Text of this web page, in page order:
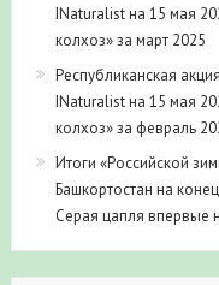
INaturalist на 15 мая
колхоз» за март 2025
Республиканская
INaturalist на 15 мая
колхоз» за февраль
Итоги «Российской
Башкортостан на
Серая цапля впервые